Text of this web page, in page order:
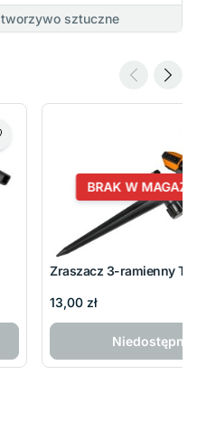
tworzywo sztuczne
BRAK W
Zraszacz 3-ramienny
13,00 zł
Niedostępny